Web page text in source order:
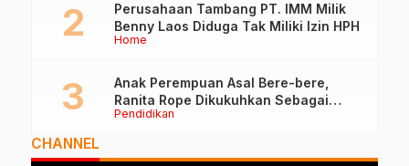
Home
Perusahaan Tambang PT. IMM Milik
Benny Laos Diduga Tak Miliki Izin HPH
Pendidikan
Anak Perempuan Asal Bere-bere,
Ranita Rope Dikukuhkan Sebagai
Guru Besar dan Rektor Ummu
CHANNEL